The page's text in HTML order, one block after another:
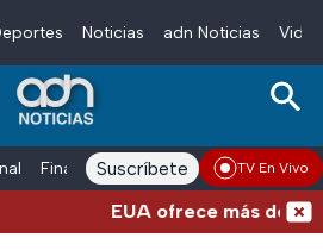
Noticias adn Noticias
Finanzas adn Noticias Radio
Suscríbete TV En Vivo
EUA ofrece más de 100